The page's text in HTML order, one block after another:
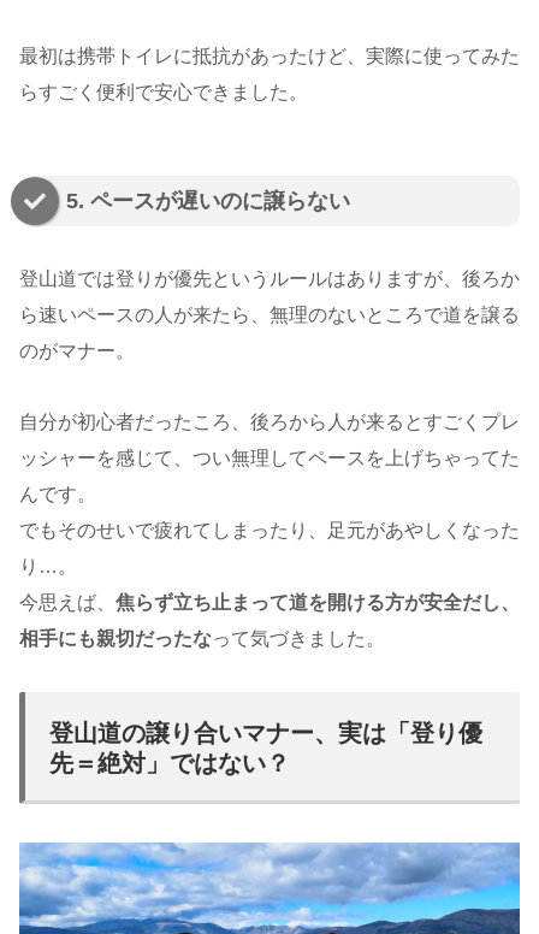
最初は携帯トイレに抵抗があったけど、実際に使ってみた
らすごく便利で安心できました。
5. ペースが遅いのに譲らない
登山道では登りが優先というルールはありますが、後ろか
ら速いペースの人が来たら、無理のないところで道を譲る
のがマナー。
自分が初心者だったころ、後ろから人が来るとすごくプレ
ッシャーを感じて、つい無理してペースを上げちゃってた
んです。
でもそのせいで疲れてしまったり、足元があやしくなった
り…。
今思えば、 焦らず立ち止まって道を開ける方が安全だし、
相手にも親切だったなって気づきました。
登山道の譲り合いマナー、実は「登り優
先＝絶対」ではない？